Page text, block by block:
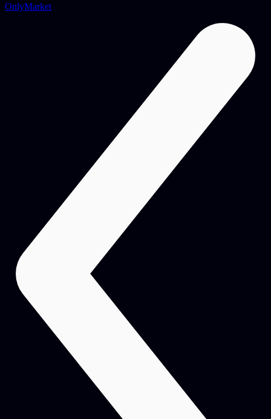
OnlyMarket